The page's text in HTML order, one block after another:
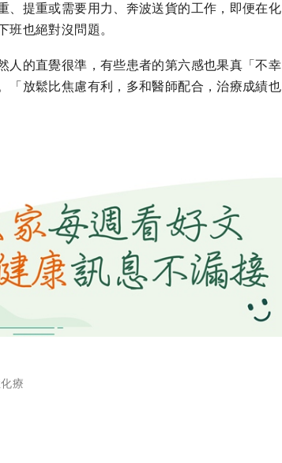
、提重或需要用力、奔波送貨的工作，即便在化
班也絕對沒問題。
人的直覺很準，有些患者的第六感也果真「不幸
「放鬆比焦慮有利，多和醫師配合，治療成績也
療